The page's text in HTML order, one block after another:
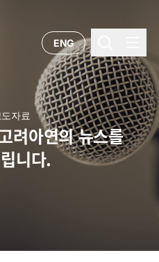
ENG
자료
려아연의 뉴스를
니다.